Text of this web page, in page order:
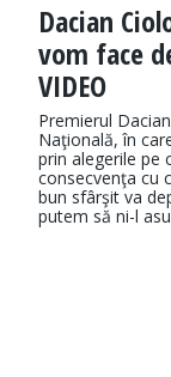
Dacian
vom face
VIDEO
Premierul
Naţională, în
prin alegerile pe
consecvenţa cu
bun sfârşit va
putem să ni-l